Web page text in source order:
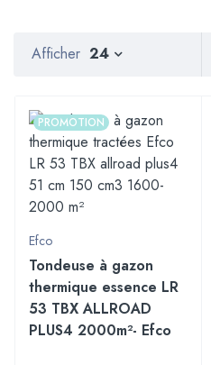
Afficher 24
PROMOTION
Efco
Tondeuse à gazon
thermique essence LR
53 TBX ALLROAD
PLUS4 2000m²- Efco